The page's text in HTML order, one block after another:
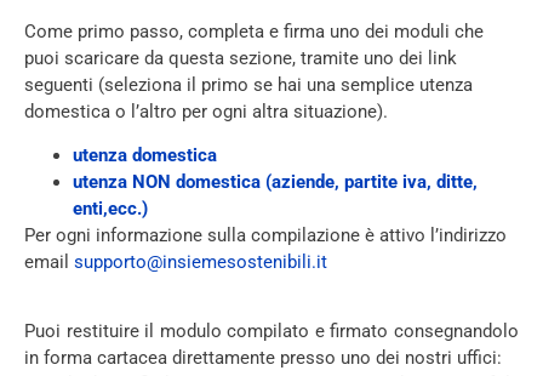
Come primo passo, completa e firma uno dei moduli che
puoi scaricare da questa sezione, tramite uno dei link
seguenti (seleziona il primo se hai una semplice utenza
domestica o l’altro per ogni altra situazione).
utenza domestica
utenza NON domestica (aziende, partite iva, ditte,
enti,ecc.)
Per ogni informazione sulla compilazione è attivo l’indirizzo
email supporto@insiemesostenibili.it
Puoi restituire il modulo compilato e firmato consegnandolo
in forma cartacea direttamente presso uno dei nostri uffici: